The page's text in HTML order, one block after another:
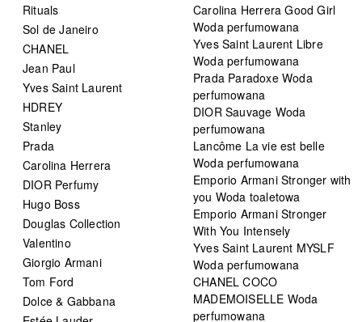
Rituals
Sol de Janeiro
CHANEL
Jean Paul
Yves Saint Laurent
HDREY
Stanley
Prada
Carolina Herrera
DIOR Perfumy
Hugo Boss
Douglas Collection
Valentino
Giorgio Armani
Tom Ford
Dolce & Gabbana
Carolina Herrera Good Girl
Woda perfumowana
Yves Saint Laurent Libre
Woda perfumowana
Prada Paradoxe Woda
perfumowana
DIOR Sauvage Woda
perfumowana
Lancôme La vie est belle
Woda perfumowana
Emporio Armani Stronger with
you Woda toaletowa
Emporio Armani Stronger
With You Intensely
Yves Saint Laurent MYSLF
Woda perfumowana
CHANEL COCO
MADEMOISELLE Woda
perfumowana